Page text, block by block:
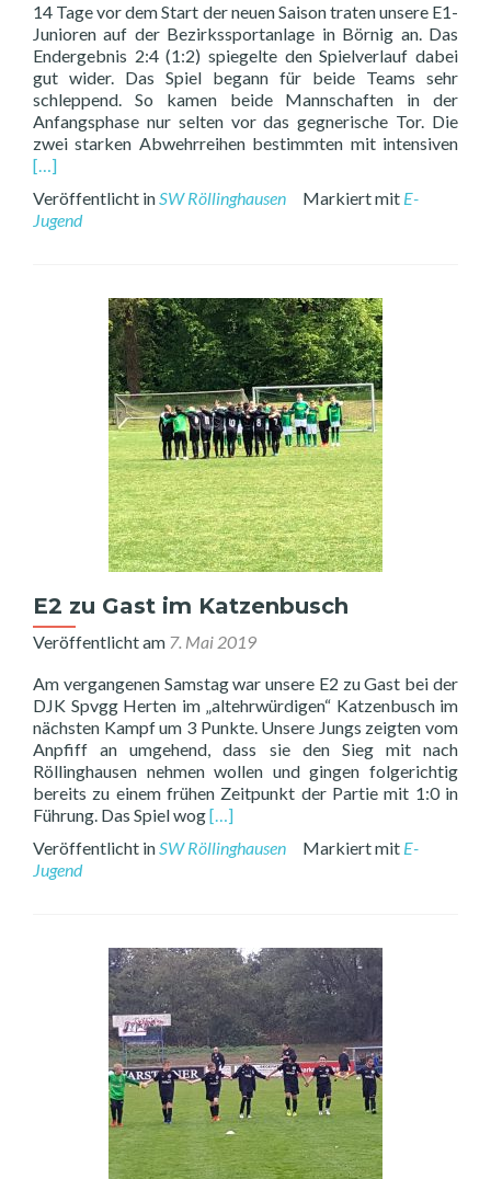
14 Tage vor dem Start der neuen Saison traten unsere E1-
Junioren auf der Bezirkssportanlage in Börnig an. Das
Endergebnis 2:4 (1:2) spiegelte den Spielverlauf dabei
gut wider. Das Spiel begann für beide Teams sehr
schleppend. So kamen beide Mannschaften in der
Anfangsphase nur selten vor das gegnerische Tor. Die
zwei starken Abwehrreihen bestimmten mit intensiven
[…]
Veröffentlicht inSW Röllinghausen Markiert mit E-
Jugend
E2 zu Gast im Katzenbusch
Veröffentlicht am 7. Mai 2019
Am vergangenen Samstag war unsere E2 zu Gast bei der
DJK Spvgg Herten im „altehrwürdigen“ Katzenbusch im
nächsten Kampf um 3 Punkte. Unsere Jungs zeigten vom
Anpfiff an umgehend, dass sie den Sieg mit nach
Röllinghausen nehmen wollen und gingen folgerichtig
bereits zu einem frühen Zeitpunkt der Partie mit 1:0 in
Führung. Das Spiel wogRead
about
im
Katzenbusch
[…]
Veröffentlicht inSW Röllinghausen Markiert mit E-
Jugend